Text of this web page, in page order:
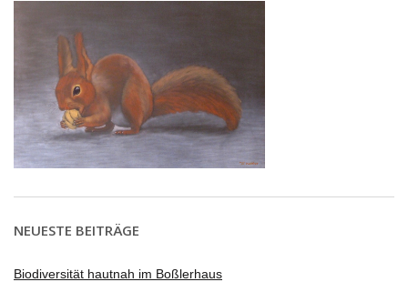
NEUESTE BEITRÄGE
Biodiversität hautnah im Boßlerhaus